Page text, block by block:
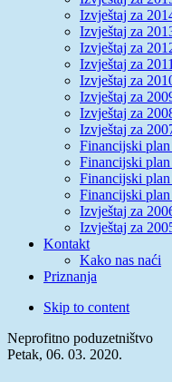
Izvještaj za
Izvještaj za
Izvještaj za
Izvještaj za
Izvještaj za
Izvještaj za
Izvještaj za
Izvještaj za
Financijski
Financijski
Financijski plan
Financijski plan
Izvještaj za
Izvještaj za
Kontakt
Kako nas naći
Priznanja
Skip to content
Neprofitno poduzetništvo
Petak, 06. 03. 2020.